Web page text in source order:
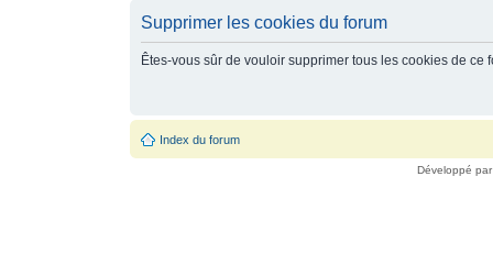
Supprimer les cookies du forum
Êtes-vous sûr de vouloir supprimer tous les cookies de ce
Index du forum
Développé